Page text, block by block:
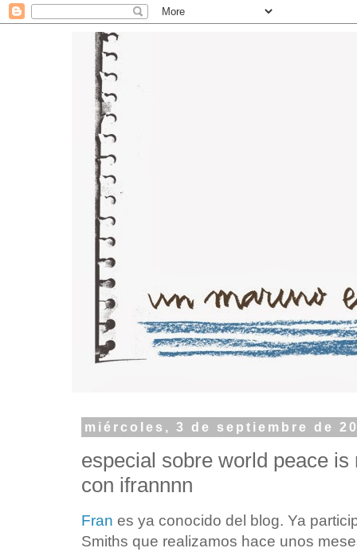
miércoles, 3 de septiembre de
especial sobre world peace
con ifrannnn
Fran es ya conocido del blog. Ya
Smiths que realizamos hace unos